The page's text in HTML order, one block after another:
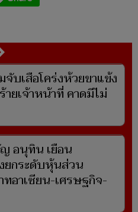
บเสือโคร่งห้วยขาแข้ง
ายเจ้าหน้าที่ คาดมีไม่
อนุทิน เยือน
ยกระดับหุ้นส่วน
อาเซียน-เศรษฐกิจ-